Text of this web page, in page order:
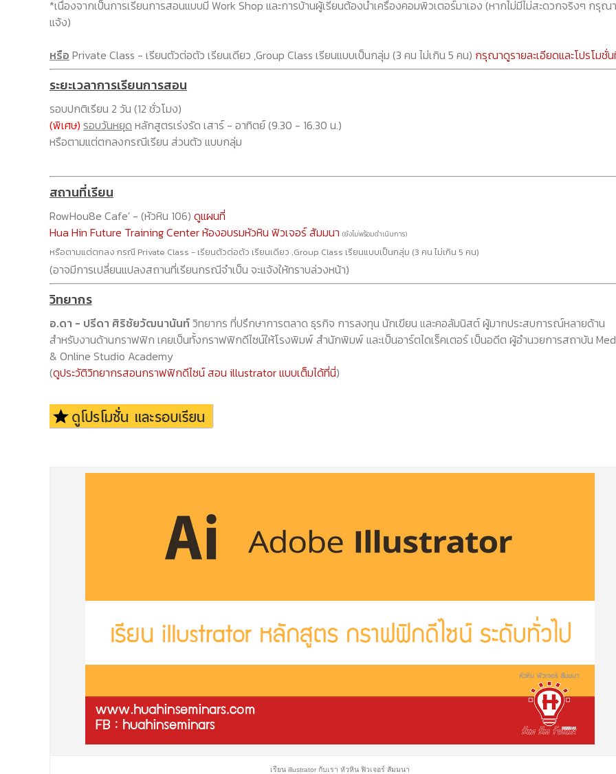
*เนื่องจากเป็นการเรียนการสอนแบบมี Work Shop และการบ้านผู้เรียนต้องนำเครื่องคอมพิวเตอร์มาเอง (หากไม่มีไม่สะดวกจริงๆ กรุณา
แจ้ง)
หรือ Private Class - เรียนตัวต่อตัว เรียนเดียว ,Group Class เรียนแบบเป็นกลุ่ม (3 คน ไม่เกิน 5 คน) กรุณาดูรายละเอียดและโปรโมชั่
ระยะเวลาการเรียนการสอน
รอบปกติเรียน 2 วัน (12 ชั่วโมง)
(พิเศษ) รอบวันหยุด หลักสูตรเร่งรัด เสาร์ - อาทิตย์ (9.30 - 16.30 น.)
หรือตามแต่ตกลงกรณีเรียน ส่วนตัว แบบกลุ่ม
สถานที่เรียน
RowHou8e Cafe' - (หัวหิน 106) ดูแผนที่
Hua Hin Future Training Center ห้องอบรมหัวหิน ฟิวเจอร์ สัมมนา (ยังไม่พร้อมดำเนินการ)
หรือตามแต่ตกลง กรณี Private Class - เรียนตัวต่อตัว เรียนเดียว ,Group Class เรียนแบบเป็นกลุ่ม (3 คน ไม่เกิน 5 คน)
(อาจมีการเปลี่ยนแปลงสถานที่เรียนกรณีจำเป็น จะแจ้งให้ทราบล่วงหน้า)
วิทยากร
อ.ดา - ปรีดา ศิริชัยวัฒนานันท์วิทยากร ที่ปรึกษาการตลาด ธุรกิจ การลงทุน นักเขียน และคอลัมนิสต์ ผู้มากประสบการณ์หลายด้าน
สำหรับงานด้านกราฟฟิก เคยเป็นทั้งกราฟฟิกดีไซน์ให้โรงพิมพ์ สำนักพิมพ์ และเป็นอาร์ตไดเร็คเตอร์ เป็นอดีต ผู้อำนวยการสถาบัน
& Online Studio Academy
(ดูประวัติวิทยากรสอนกราฟฟิกดีไซน์ สอน illustrator แบบเต็มได้ที่นี่)
เรียน illustrator กับเรา หัวหิน ฟิวเจอร์ สัมมนา